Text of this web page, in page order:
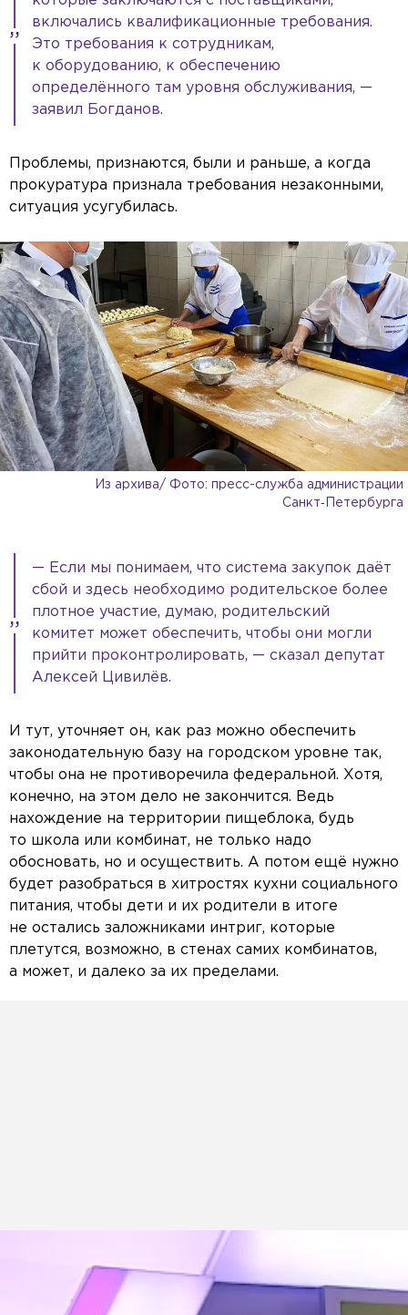
включались квалификационные требования.
Это требования к сотрудникам,
к оборудованию, к обеспечению
определённого там уровня обслуживания, —
заявил Богданов.
Проблемы, признаются, были и раньше, а когда
прокуратура признала требования незаконными,
ситуация усугубилась.
Из архива/ Фото: пресс-служба администрации
Санкт‑Петербурга
— Если мы понимаем, что система закупок даёт
сбой и здесь необходимо родительское более
плотное участие, думаю, родительский
комитет может обеспечить, чтобы они могли
прийти проконтролировать, — сказал депутат
Алексей Цивилёв.
И тут, уточняет он, как раз можно обеспечить
законодательную базу на городском уровне так,
чтобы она не противоречила федеральной. Хотя,
конечно, на этом дело не закончится. Ведь
нахождение на территории пищеблока, будь
то школа или комбинат, не только надо
обосновать, но и осуществить. А потом ещё нужно
будет разобраться в хитростях кухни социального
питания, чтобы дети и их родители в итоге
не остались заложниками интриг, которые
плетутся, возможно, в стенах самих комбинатов,
а может, и далеко за их пределами.